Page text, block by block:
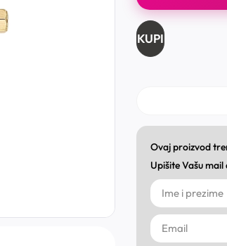
KUPI
Ovaj proizvod
Upišite Vašu